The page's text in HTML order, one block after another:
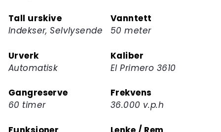
Tall urskive
Indekser, Selvlysende
Vanntett
50 meter
Urverk
Automatisk
Kaliber
El Primero 3610
Gangreserve
60 timer
Frekvens
36.000 v.p.h